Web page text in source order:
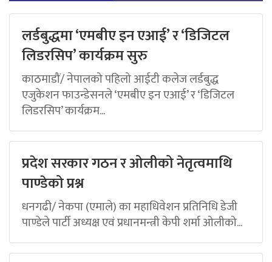
लर्डबुद्धमा ‘एमबीए इन एआई’ र ‘डिजिटल
लिडरसिप’ कार्यक्रम सुरु
काठमाडौं/ नेपालको पहिलो आईटी कलेज लर्डबुद्ध
एजुकेशन फाउन्डेसनले ‘एमबीए इन एआई’ र ‘डिजिटल
लिडरसिप’ कार्यक्रम...
प्रदेश सरकार गठन र ओलीको नेतृत्वमाथि
पाण्डेको प्रश्न
धनगढी/ नेकपा (एमाले) का महाधिवेशन प्रतिनिधि डेजी
पाण्डेले पार्टी अध्यक्ष एवं प्रधानमन्त्री केपी शर्मा ओलीको...